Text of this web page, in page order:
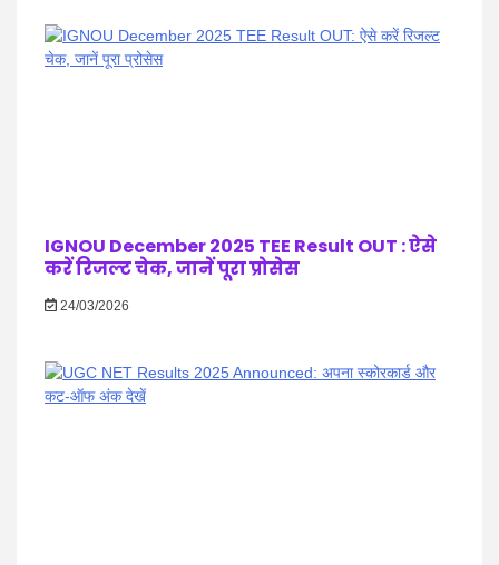
IGNOU December 2025 TEE Result OUT : ऐसे
करें रिजल्ट चेक, जानें पूरा प्रोसेस
24/03/2026